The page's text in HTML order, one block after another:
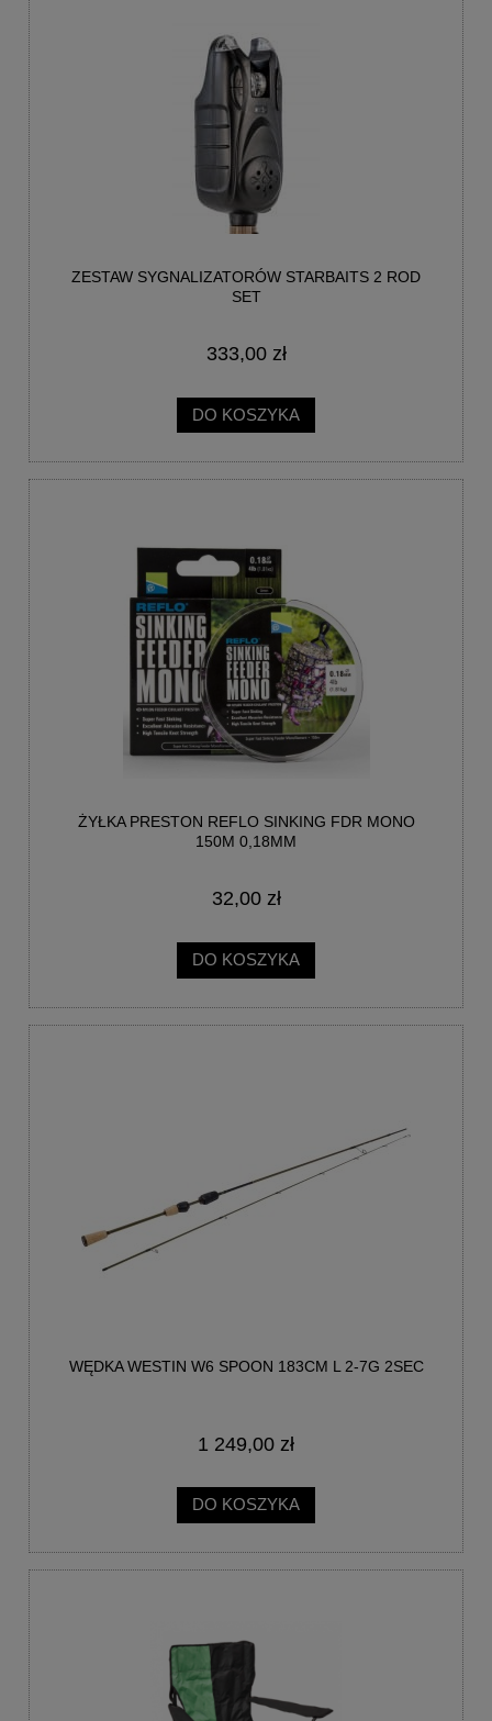
ZESTAW SYGNALIZATORÓW STARBAITS 2 ROD
SET
333,00 zł
DO KOSZYKA
ŻYŁKA PRESTON REFLO SINKING FDR MONO
150M 0,18MM
32,00 zł
DO KOSZYKA
WĘDKA WESTIN W6 SPOON 183CM L 2-7G 2SEC
1 249,00 zł
DO KOSZYKA